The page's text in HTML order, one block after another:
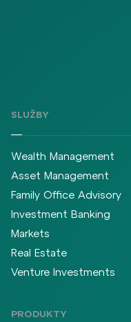
SLUŽBY
Wealth Management
Asset Management
Family Office Advisory
Investment Banking
Markets
Real Estate
Venture Investments
PRODUKTY